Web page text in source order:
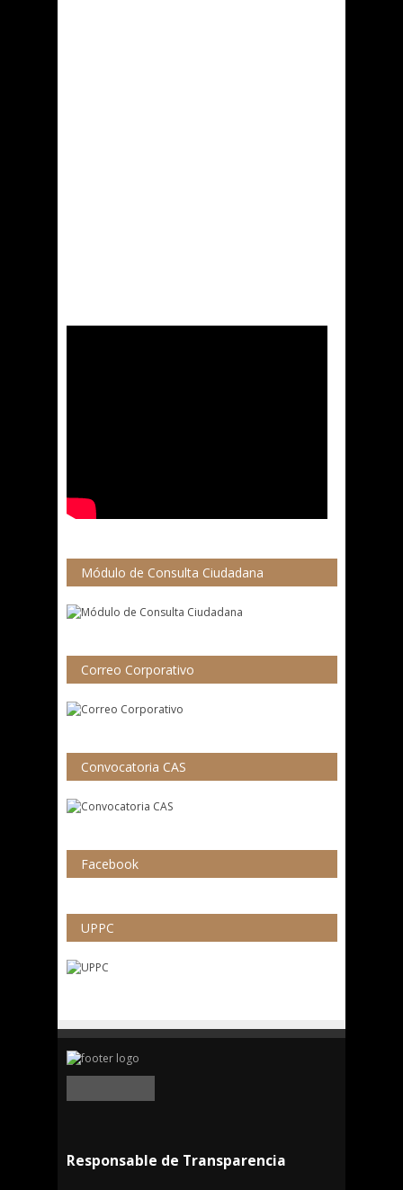
Módulo de Consulta Ciudadana
Correo Corporativo
Convocatoria CAS
Facebook
UPPC
Responsable de Transparencia